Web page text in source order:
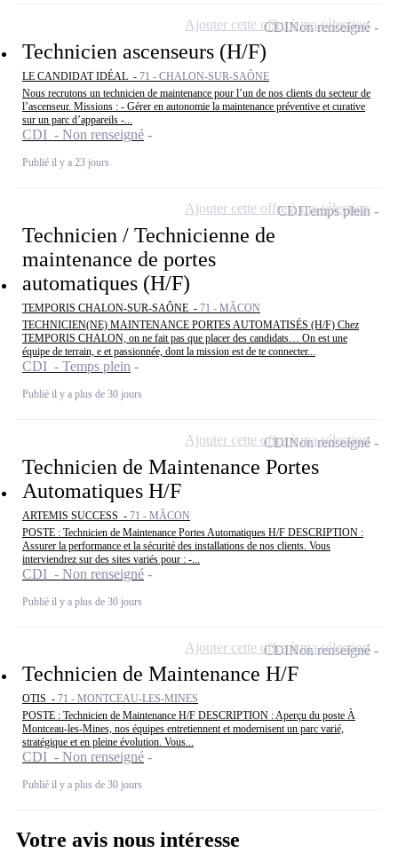
Technicien ascenseurs (H/F)
LE CANDIDAT IDÉAL - 71 - CHALON-SUR-SAÔNE
Nous recrutons un technicien de maintenance pour l’un de nos clients du secteur de
l’ascenseur. Missions : - Gérer en autonomie la maintenance préventive et curative
sur un parc d’appareils -...
CDI - Non renseigné
Publié il y a 23 jours
CDINon renseigné
Ajouter cette offre à ma sélection
Technicien / Technicienne de
maintenance de portes
automatiques (H/F)
TEMPORIS CHALON-SUR-SAÔNE - 71 - MÂCON
TECHNICIEN(NE) MAINTENANCE PORTES AUTOMATISÉS (H/F) Chez
TEMPORIS CHALON, on ne fait pas que placer des candidats… On est une
équipe de terrain, e et passionnée, dont la mission est de te connecter...
CDI - Temps plein
Publié il y a plus de 30 jours
CDITemps plein
Ajouter cette offre à ma sélection
Technicien de Maintenance Portes
Automatiques H/F
ARTEMIS SUCCESS - 71 - MÂCON
POSTE : Technicien de Maintenance Portes Automatiques H/F DESCRIPTION :
Assurer la performance et la sécurité des installations de nos clients. Vous
interviendrez sur des sites variés pour : -...
CDI - Non renseigné
Publié il y a plus de 30 jours
CDINon renseigné
Ajouter cette offre à ma sélection
Technicien de Maintenance H/F
OTIS - 71 - MONTCEAU-LES-MINES
POSTE : Technicien de Maintenance H/F DESCRIPTION : Aperçu du poste À
Montceau-les-Mines, nos équipes entretiennent et modernisent un parc varié,
stratégique et en pleine évolution. Vous...
CDI - Non renseigné
Publié il y a plus de 30 jours
CDINon renseigné
Ajouter cette offre à ma sélection
Votre avis nous intéresse